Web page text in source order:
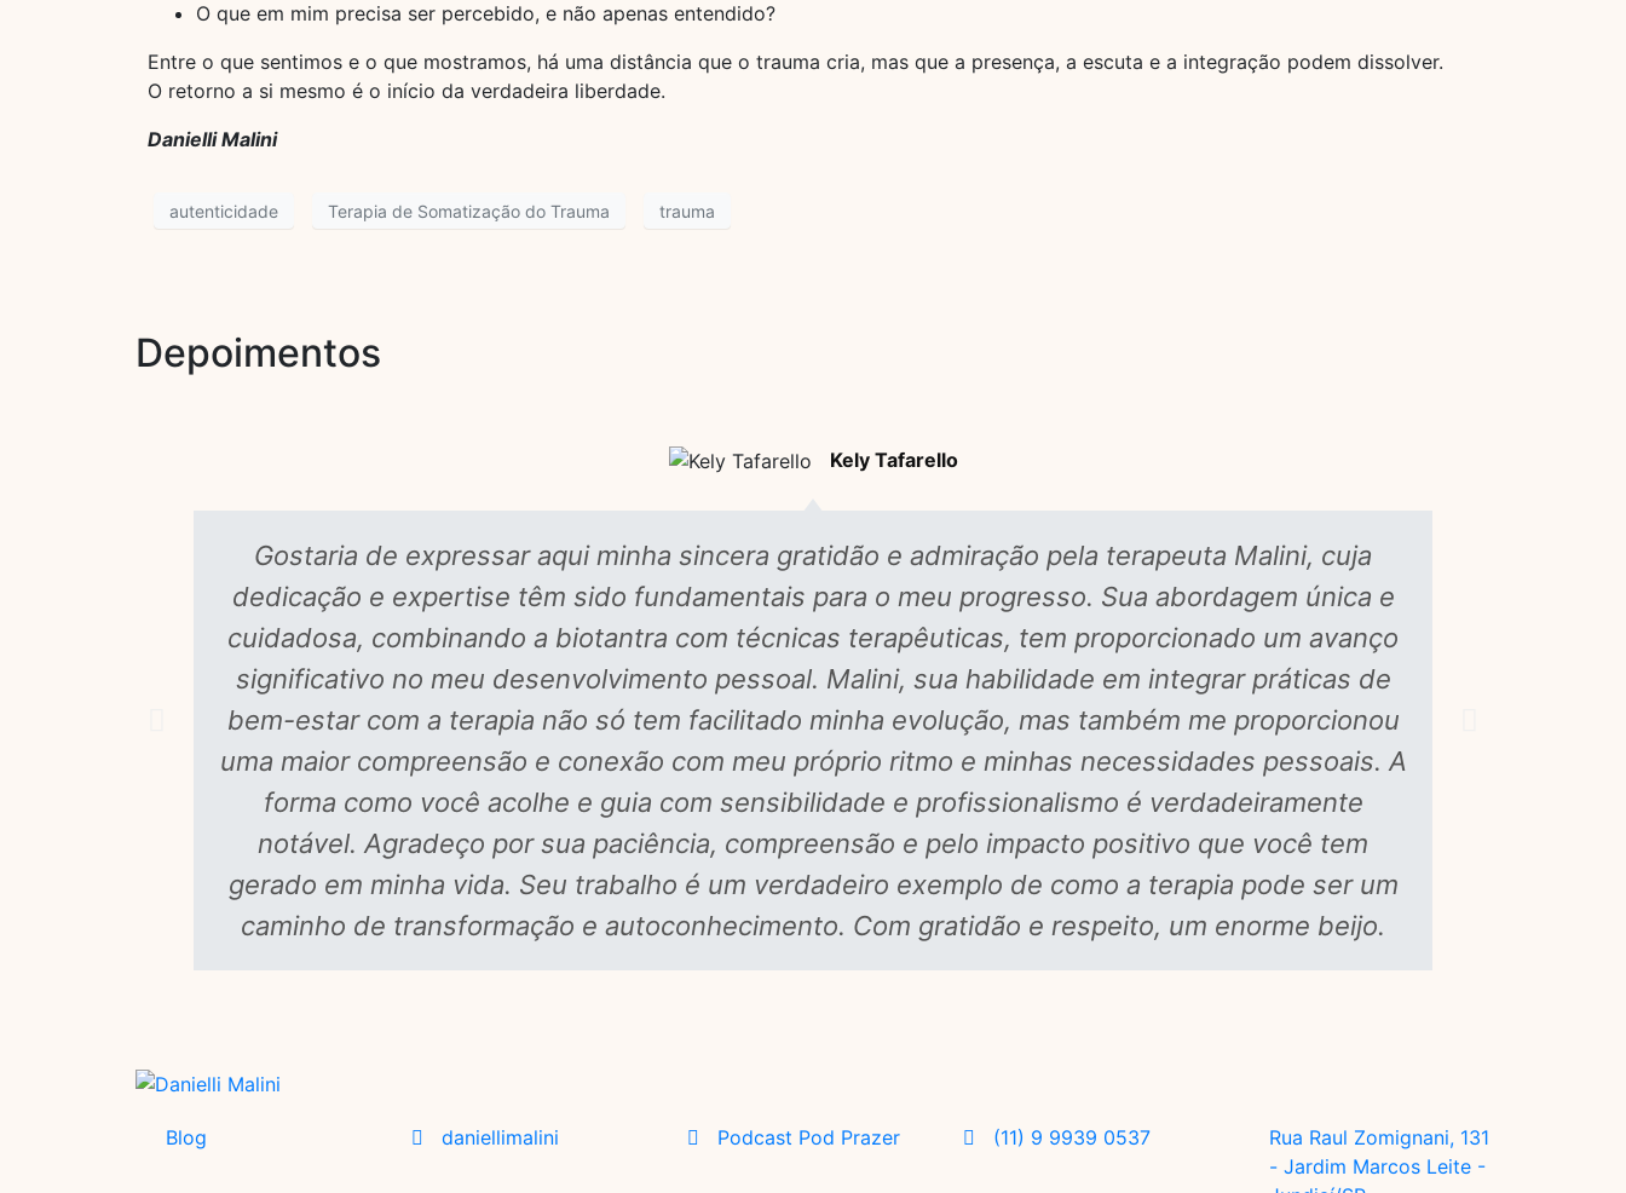
O que em mim precisa ser percebido, e não apenas entendido?
Entre o que sentimos e o que mostramos, há uma distância que o trauma cria, mas que a presença, a escuta e a integração podem dissolver.
O retorno a si mesmo é o início da verdadeira liberdade.
Danielli Malini
autenticidade Terapia de Somatização do Trauma trauma
Depoimentos
Gostaria de expressar aqui minha sincera gratidão e admiração pela terapeuta Malini, cuja
dedicação e expertise têm sido fundamentais para o meu progresso. Sua abordagem única e
cuidadosa, combinando a biotantra com técnicas terapêuticas, tem proporcionado um avanço
significativo no meu desenvolvimento pessoal. Malini, sua habilidade em integrar práticas de
bem-estar com a terapia não só tem facilitado minha evolução, mas também me proporcionou
uma maior compreensão e conexão com meu próprio ritmo e minhas necessidades pessoais. A
forma como você acolhe e guia com sensibilidade e profissionalismo é verdadeiramente
notável. Agradeço por sua paciência, compreensão e pelo impacto positivo que você tem
gerado em minha vida. Seu trabalho é um verdadeiro exemplo de como a terapia pode ser um
caminho de transformação e autoconhecimento. Com gratidão e respeito, um enorme beijo.
Kely Tafarello
Blog daniellimalini Podcast Pod Prazer (11) 9 9939 0537
Rua Raul Zomignani, 131
- Jardim Marcos Leite -